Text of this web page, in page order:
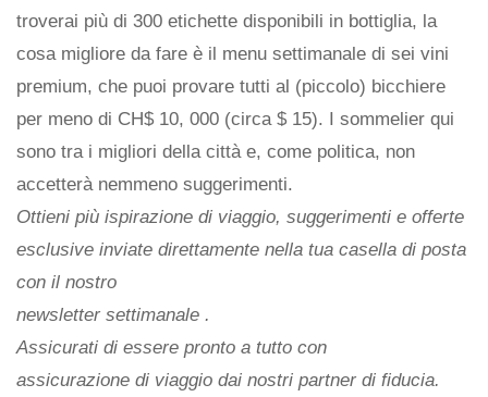
troverai più di 300 etichette disponibili in bottiglia, la
cosa migliore da fare è il menu settimanale di sei vini
premium, che puoi provare tutti al (piccolo) bicchiere
per meno di CH$ 10, 000 (circa $ 15). I sommelier qui
sono tra i migliori della città e, come politica, non
accetterà nemmeno suggerimenti.
Ottieni più ispirazione di viaggio, suggerimenti e offerte
esclusive inviate direttamente nella tua casella di posta
con il nostro
newsletter settimanale .
Assicurati di essere pronto a tutto con
assicurazione di viaggio dai nostri partner di fiducia.